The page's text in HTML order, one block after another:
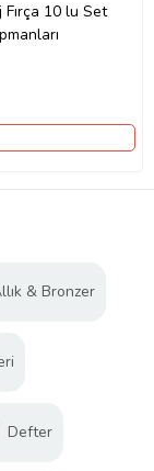
Fırça 10 lu Set
& Bronzer
Defter